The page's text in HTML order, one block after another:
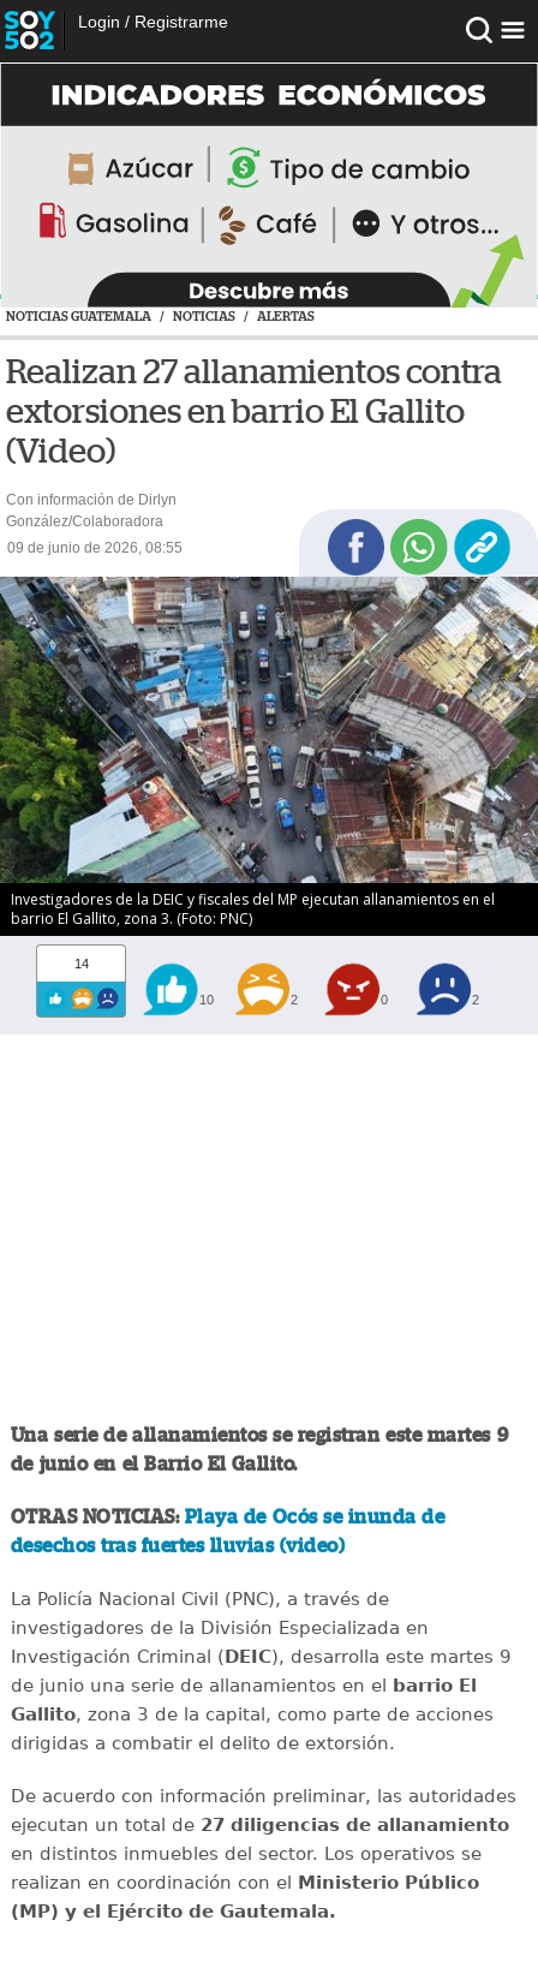
Login / Registrarme
NOTICIAS GUATEMALA / NOTICIAS / ALERTAS
Realizan 27 allanamientos contra
extorsiones en barrio El Gallito
(Video)
Con información de Dirlyn
González/Colaboradora
09 de junio de 2026, 08:55
Investigadores de la DEIC y fiscales del MP ejecutan allanamientos en el
barrio El Gallito, zona 3. (Foto: PNC)
14
10 2 0 2
Una serie de allanamientos se registran este martes 9
de junio en el Barrio El Gallito.
OTRAS NOTICIAS: Playa de Ocós se inunda de
desechos tras fuertes lluvias (video)
La Policía Nacional Civil (PNC), a través de
investigadores de la División Especializada en
Investigación Criminal (DEIC), desarrolla este martes 9
de junio una serie de allanamientos en el barrio El
Gallito, zona 3 de la capital, como parte de acciones
dirigidas a combatir el delito de extorsión.
De acuerdo con información preliminar, las autoridades
ejecutan un total de27 diligencias de allanamiento
en distintos inmuebles del sector. Los operativos se
realizan en coordinación con el Ministerio Público
(MP) y el Ejército de Gautemala.